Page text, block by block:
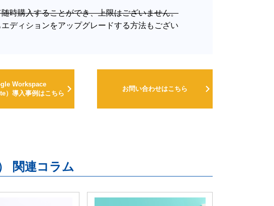
時購入することができ、上限はございません。
ディションをアップグレードする方法もござい
Workspace
）導入事例はこちら
お問い合わせはこちら
関連コラム